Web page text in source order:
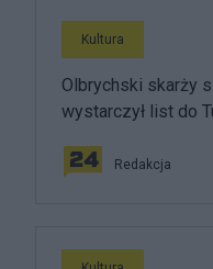
Kultura
Olbrychski skarży
wystarczył list do
Redakcja